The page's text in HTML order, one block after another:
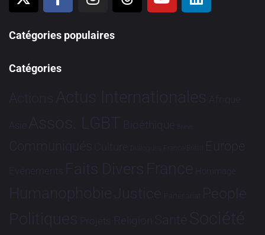
Catégories populaires
Catégories
Actions Actus Internationales Afrique
Asie Assos. LGBT Bioéthique Brève
Communiqués Culture Dialogues France-Brésil Europe
Evénements Faits Divers France Hommage
HumanophobieJustice Partenariat People
Politiques Projets Religion Santé Société